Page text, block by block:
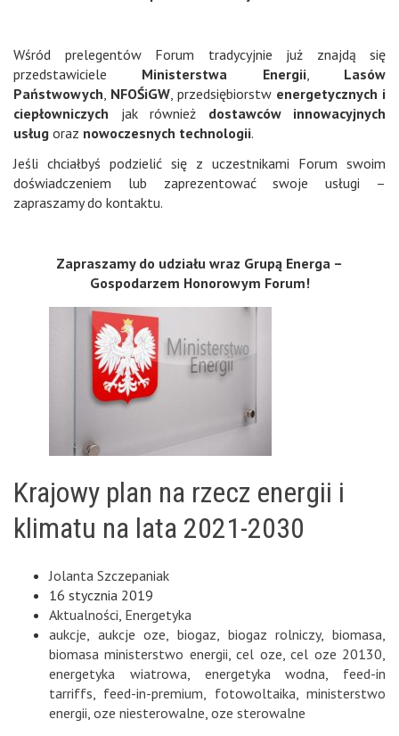
Wśród prelegentów Forum tradycyjnie już znajdą się
przedstawiciele Ministerstwa Energii, Lasów
Państwowych NFOŚiGW , przedsiębiorstw energetycznych i
ciepłowniczych jak również dostawców innowacyjnych
usług oraz nowoczesnych technologii.
Jeśli chciałbyś podzielić się z uczestnikami Forum swoim
doświadczeniem lub zaprezentować swoje usługi –
zapraszamy do kontaktu.
Zapraszamy do udziału wraz Grupą Energa –
Gospodarzem Honorowym Forum!
Krajowy plan na rzecz energii i
klimatu na lata 2021-2030
Jolanta Szczepaniak
16 stycznia 2019
Aktualności Energetyka
aukcje
aukcje oze ,biogaz biogaz rolniczy,biomasa
biomasa ministerstwo energii ,cel oze ,cel oze 20130
energetyka wiatrowa
energetyka wodna
feed-in
tarriffs
feed-in-premium fotowoltaika ,ministerstwo
energii oze niesterowalne oze sterowalne